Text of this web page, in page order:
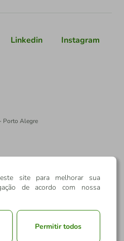
Linkedin Instagram
Porto Alegre
site para melhorar sua
de acordo com nossa
Permitir todos